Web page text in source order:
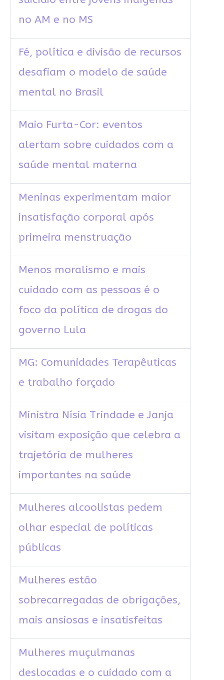
no AM e no MS
Fé, política e divisão de recursos
desafiam o modelo de saúde
mental no Brasil
Maio Furta-Cor: eventos
alertam sobre cuidados com a
saúde mental materna
Meninas experimentam maior
insatisfação corporal após
primeira menstruação
Menos moralismo e mais
cuidado com as pessoas é o
foco da política de drogas do
governo Lula
MG: Comunidades Terapêuticas
e trabalho forçado
Ministra Nísia Trindade e Janja
visitam exposição que celebra a
trajetória de mulheres
importantes na saúde
Mulheres alcoolistas pedem
olhar especial de políticas
públicas
Mulheres estão
sobrecarregadas de obrigações,
mais ansiosas e insatisfeitas
Mulheres muçulmanas
deslocadas e o cuidado com a